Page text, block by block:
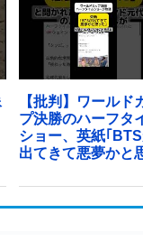
【批判】ワールド
プ決勝のハーフタ
ショー、英紙｢
出てきて悪夢かと